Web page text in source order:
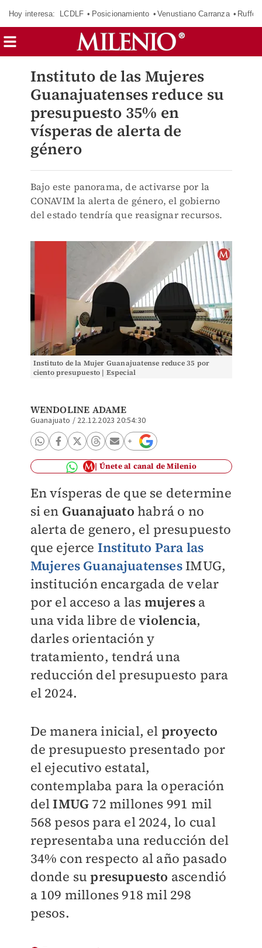
Hoy interesa: LCDLF Posicionamiento Venustiano Carranza Ruffo
Instituto de las Mujeres
Guanajuatenses reduce su
presupuesto 35% en
vísperas de alerta de
género
Bajo este panorama, de activarse por la
CONAVIM la alerta de género, el gobierno
del estado tendría que reasignar recursos.
Instituto de la Mujer Guanajuatense reduce 35 por
ciento presupuesto | Especial
WENDOLINE ADAME
Guanajuato / 22.12.2023 20:54:30
Únete al canal de Milenio
En vísperas de que se determine
si en Guanajuato habrá o no
alerta de genero, el presupuesto
que ejerce Instituto Para las
Mujeres GuanajuatensesIMUG,
institución encargada de velar
por el acceso a las mujeres a
una vida libre deviolencia,
darles orientación y
tratamiento, tendrá una
reducción del presupuesto para
el 2024.
De manera inicial, el proyecto
de presupuesto presentado por
el ejecutivo estatal,
contemplaba para la operación
delIMUG 72 millones 991 mil
568 pesos para el 2024, lo cual
representaba una reducción del
34% con respecto al año pasado
donde supresupuesto ascendió
a 109 millones 918 mil 298
pesos.